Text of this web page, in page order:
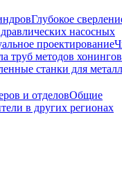
Глубокое
насосных
проектирование
труб методов
станки для
и отделовОбщие
в других регионах